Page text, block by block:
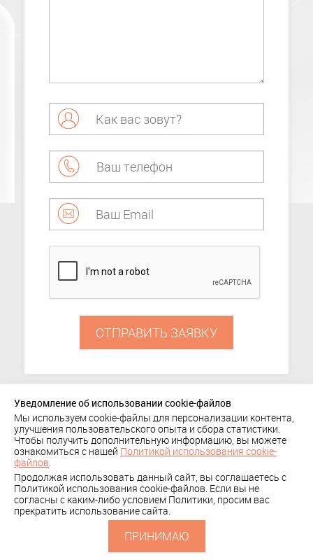
ОТПРАВИТЬ ЗАЯВКУ
+ 7 (495) 636-29-78
Политика
конфиденциальности
ПОРТФОЛИО
КОМПАНИЯ КЛИЕНТЫ
СКАЧАТЬ
ПРЕЗЕНТАЦИЮ
Уведомление об использовании cookie-файлов
Мы используем cookie-файлы для персонализации контента,
улучшения пользовательского опыта и сбора статистики.
Чтобы получить дополнительную информацию, вы можете
ознакомиться с нашей Политикой использования cookie-
файлов.
Продолжая использовать данный сайт, вы соглашаетесь с
Политикой использования cookie-файлов. Если вы не
согласны с каким-либо условием Политики, просим вас
прекратить использование сайта.
ПРИНИМАЮ